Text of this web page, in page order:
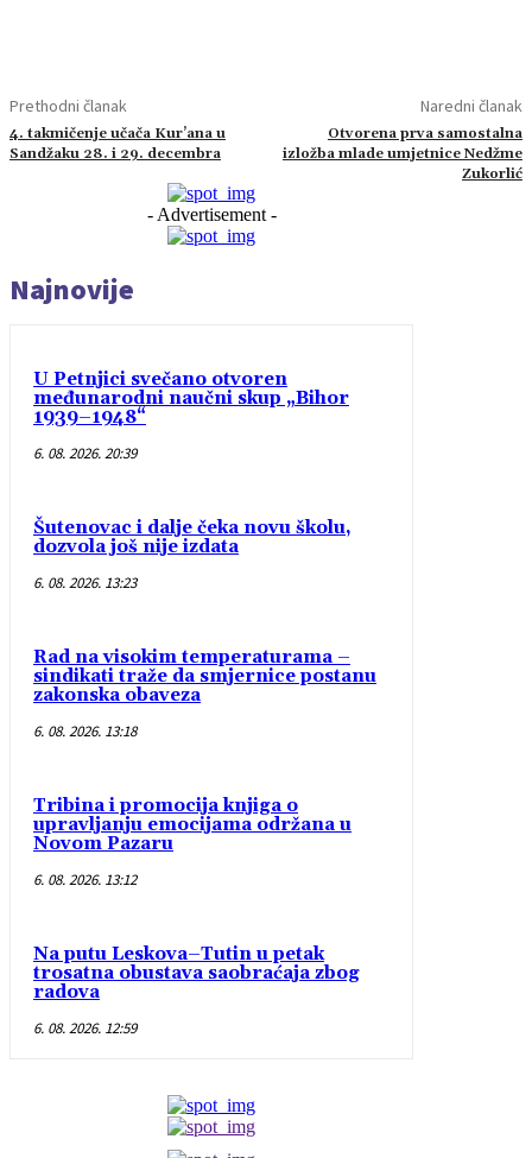
Prethodni članak
4. takmičenje učača Kur’ana u
Sandžaku 28. i 29. decembra
Naredni članak
Otvorena prva samostalna
izložba mlade umjetnice Nedžme
Zukorlić
- Advertisement -
Najnovije
U Petnjici svečano otvoren
međunarodni naučni skup „Bihor
1939–1948“
6. 08. 2026. 20:39
Šutenovac i dalje čeka novu školu,
dozvola još nije izdata
6. 08. 2026. 13:23
Rad na visokim temperaturama –
sindikati traže da smjernice postanu
zakonska obaveza
6. 08. 2026. 13:18
Tribina i promocija knjiga o
upravljanju emocijama održana u
Novom Pazaru
6. 08. 2026. 13:12
Na putu Leskova–Tutin u petak
trosatna obustava saobraćaja zbog
radova
6. 08. 2026. 12:59